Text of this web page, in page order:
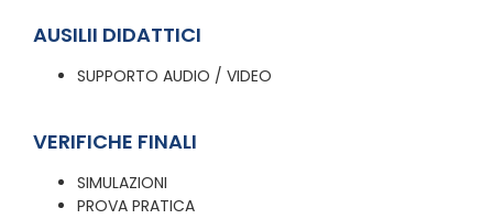
AUSILII DIDATTICI
SUPPORTO AUDIO / VIDEO
VERIFICHE FINALI
SIMULAZIONI
PROVA PRATICA